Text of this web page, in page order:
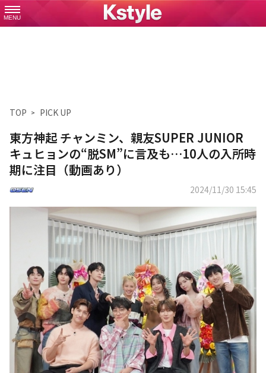
MENU
TOP PICK UP
東方神起 チャンミン、親友SUPER JUNIOR
キュヒョンの“脱SM”に言及も…10人の入所時
期に注目（動画あり）
2024/11/30 15:45